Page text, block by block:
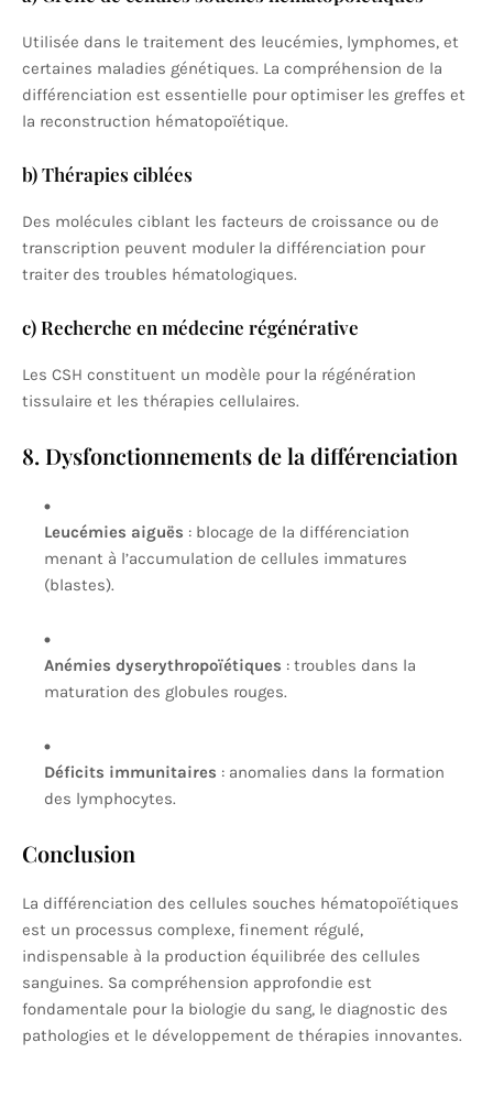
Utilisée dans le traitement des leucémies, lymphomes, et
certaines maladies génétiques. La compréhension de la
différenciation est essentielle pour optimiser les greffes et
la reconstruction hématopoïétique.
b) Thérapies ciblées
Des molécules ciblant les facteurs de croissance ou de
transcription peuvent moduler la différenciation pour
traiter des troubles hématologiques.
c) Recherche en médecine régénérative
Les CSH constituent un modèle pour la régénération
tissulaire et les thérapies cellulaires.
8. Dysfonctionnements de la différenciation
Leucémies aiguës : blocage de la différenciation
menant à l’accumulation de cellules immatures
(blastes).
Anémies dyserythropoïétiques : troubles dans la
maturation des globules rouges.
Déficits immunitaires : anomalies dans la formation
des lymphocytes.
Conclusion
La différenciation des cellules souches hématopoïétiques
est un processus complexe, finement régulé,
indispensable à la production équilibrée des cellules
sanguines. Sa compréhension approfondie est
fondamentale pour la biologie du sang, le diagnostic des
pathologies et le développement de thérapies innovantes.